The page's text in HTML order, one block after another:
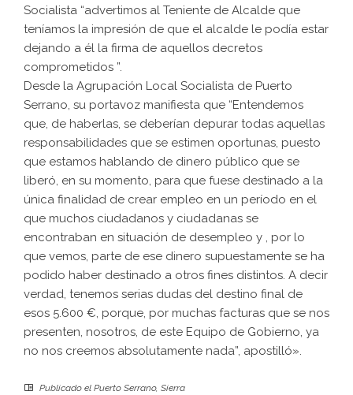
Socialista “advertimos al Teniente de Alcalde que
teníamos la impresión de que el alcalde le podía estar
dejando a él la firma de aquellos decretos
comprometidos ”.
Desde la Agrupación Local Socialista de Puerto
Serrano, su portavoz manifiesta que “Entendemos
que, de haberlas, se deberían depurar todas aquellas
responsabilidades que se estimen oportunas, puesto
que estamos hablando de dinero público que se
liberó, en su momento, para que fuese destinado a la
única finalidad de crear empleo en un período en el
que muchos ciudadanos y ciudadanas se
encontraban en situación de desempleo y , por lo
que vemos, parte de ese dinero supuestamente se ha
podido haber destinado a otros fines distintos. A decir
verdad, tenemos serias dudas del destino final de
esos 5.600 €, porque, por muchas facturas que se nos
presenten, nosotros, de este Equipo de Gobierno, ya
no nos creemos absolutamente nada”, apostilló».
Publicado el Puerto Serrano, Sierra